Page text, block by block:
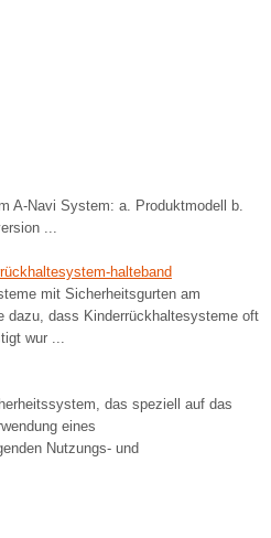
A-Navi System: a. Produktmodell b.
...
halteband
mit Sicherheitsgurten am
dazu, dass Kinderrückhaltesysteme oft
wur ...
das speziell auf das
eines
Nutzungs- und